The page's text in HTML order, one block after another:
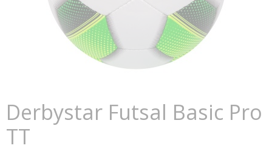
Derbystar Futsal Basic Pro
TT